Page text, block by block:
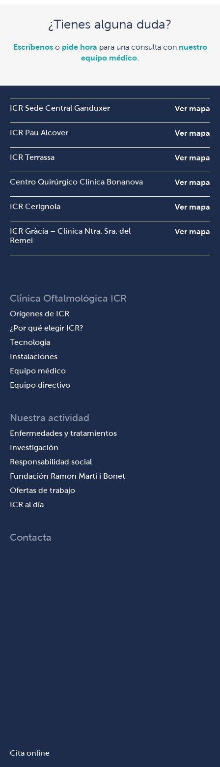
¿Tienes alguna duda?
Escríbenoso pide hora para una consulta con nuestro
equipo médico.
ICR Sede Central Ganduxer Ver mapa
ICR Pau Alcover Ver mapa
ICR Terrassa Ver mapa
Centro Quirúrgico Clínica Bonanova Ver mapa
ICR Cerignola Ver mapa
ICR Gràcia – Clínica Ntra. Sra. del
Remei
Ver mapa
Clínica Oftalmológica ICR
Orígenes de ICR
¿Por qué elegir ICR?
Tecnología
Instalaciones
Equipo médico
Equipo directivo
Nuestra actividad
Enfermedades y tratamientos
Investigación
Responsabilidad social
Fundación Ramon Martí i Bonet
Ofertas de trabajo
ICR al día
Contacta
Cita online